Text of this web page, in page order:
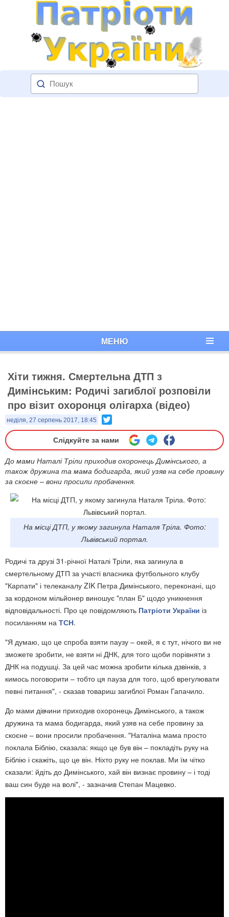
МЕНЮ
Хіти тижня. Смертельна ДТП з
Димінським: Родичі загиблої розповіли
про візит охоронця олігарха (відео)
неділя, 27 серпень 2017, 18:45
Слідкуйте за нами
До мами Наталі Тріли приходив охоронець Димінського, а
також дружина та мама бодигарда, який узяв на себе провину
за скоєне – вони просили пробачення.
На місці ДТП, у якому загинула Наталя Тріла. Фото:
Львівський портал.
Родичі та друзі 31-річної Наталі Тріли, яка загинула в
смертельному ДТП за участі власника футбольного клубу
"Карпати" і телеканалу ZIK Петра Димінського, переконані, що
за кордоном мільйонер виношує "план Б" щодо уникнення
відповідальності. Про це повідомляють Патріоти України із
посиланням на ТСН.
"Я думаю, що це спроба взяти паузу – окей, я є тут, нічого ви не
зможете зробити, не взяти ні ДНК, для того щоби порівняти з
ДНК на подушці. За цей час можна зробити кілька дзвінків, з
кимось поговорити – тобто ця пауза для того, щоб врегулювати
певні питання", - сказав товариш загиблої Роман Гапачило.
До мами дівчини приходив охоронець Димінського, а також
дружина та мама бодигарда, який узяв на себе провину за
скоєне – вони просили пробачення. "Наталіна мама просто
поклала Біблію, сказала: якщо це був він – покладіть руку на
Біблію і скажіть, що це він. Ніхто руку не поклав. Ми їм чітко
сказали: йдіть до Димінського, хай він визнає провину – і тоді
ваш син буде на волі", - зазначив Степан Мацевко.